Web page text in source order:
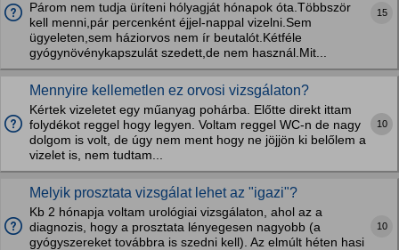
Párom nem tudja üríteni hólyagját hónapok óta.Többször
kell menni,pár percenként éjjel-nappal vizelni.Sem
ügyeleten,sem háziorvos nem ír beutalót.Kétféle
gyógynövénykapszulát szedett,de nem használ.Mit...
15
Mennyire kellemetlen ez orvosi vizsgálaton?
Kértek vizeletet egy műanyag pohárba. Előtte direkt ittam
folydékot reggel hogy legyen. Voltam reggel WC-n de nagy
dolgom is volt, de úgy nem ment hogy ne jöjjön ki belőlem a
vizelet is, nem tudtam...
10
Melyik prosztata vizsgálat lehet az "igazi"?
Kb 2 hónapja voltam urológiai vizsgálaton, ahol az a
diagnozis, hogy a prosztata lényegesen nagyobb (a
gyógyszereket továbbra is szedni kell). Az elmúlt héten hasi
10